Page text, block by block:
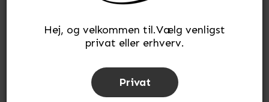
Hej, og velkommen til.Vælg venligst
privat eller erhverv.
Privat
STB2F2000605
6 x reolsøjler i galvaniseret stål - H:200 cm
10 x metalhylder - L:100 x D:60 cm